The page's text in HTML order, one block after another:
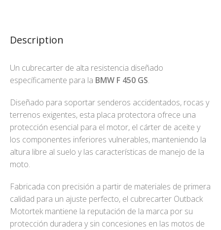
Description
Un cubrecarter de alta resistencia diseñado
específicamente para la BMW F 450 GS.
Diseñado para soportar senderos accidentados, rocas y
terrenos exigentes, esta placa protectora ofrece una
protección esencial para el motor, el cárter de aceite y
los componentes inferiores vulnerables, manteniendo la
altura libre al suelo y las características de manejo de la
moto.
Fabricada con precisión a partir de materiales de primera
calidad para un ajuste perfecto, el cubrecarter Outback
Motortek mantiene la reputación de la marca por su
protección duradera y sin concesiones en las motos de